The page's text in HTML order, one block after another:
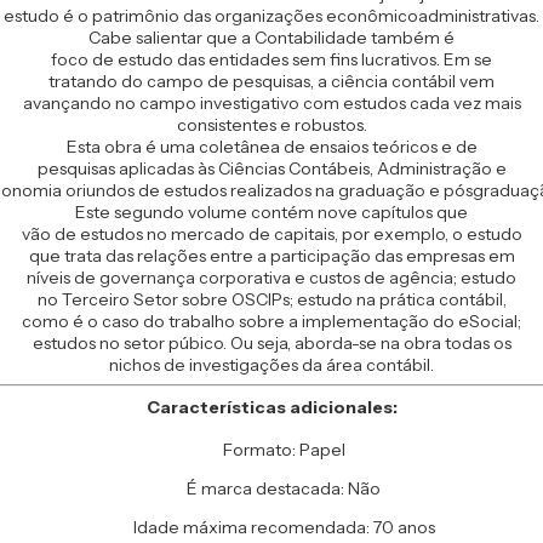
estudo é o patrimônio das organizações econômicoadministrativas.
Cabe salientar que a Contabilidade também é
foco de estudo das entidades sem fins lucrativos. Em se
tratando do campo de pesquisas, a ciência contábil vem
avançando no campo investigativo com estudos cada vez mais
consistentes e robustos.
Esta obra é uma coletânea de ensaios teóricos e de
pesquisas aplicadas às Ciências Contábeis, Administração e
oriundos de estudos realizados na graduação e
Este segundo volume contém nove capítulos que
vão de estudos no mercado de capitais, por exemplo, o estudo
que trata das relações entre a participação das empresas em
níveis de governança corporativa e custos de agência; estudo
no Terceiro Setor sobre OSCIPs; estudo na prática contábil,
como é o caso do trabalho sobre a implementação do eSocial;
estudos no setor púbico. Ou seja, aborda-se na obra todas os
nichos de investigações da área contábil.
Características adicionales:
Formato: Papel
É marca destacada: Não
Idade máxima recomendada: 70 anos